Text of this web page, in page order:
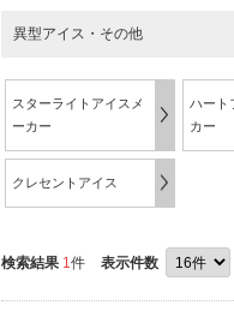
異型アイス・その他
スターライトアイスメ
ーカー
ハート
カー
クレセントアイス
検索結果 1件 表示件数